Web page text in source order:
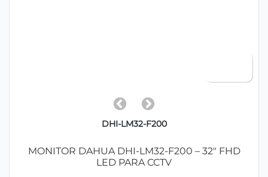
DHI-LM32-F200
MONITOR DAHUA DHI-LM32-F200 – 32" FHD
LED PARA CCTV